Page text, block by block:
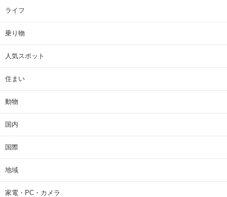
ライフ
乗り物
人気スポット
住まい
動物
国内
国際
地域
家電・PC・カメラ